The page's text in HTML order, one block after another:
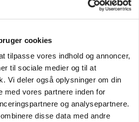
cookies
tilpasse vores indhold og annoncer,
til sociale medier og til at
Vi deler også oplysninger om din
med vores partnere inden for
og analysepartnere.
disse data med andre
og
mod ny